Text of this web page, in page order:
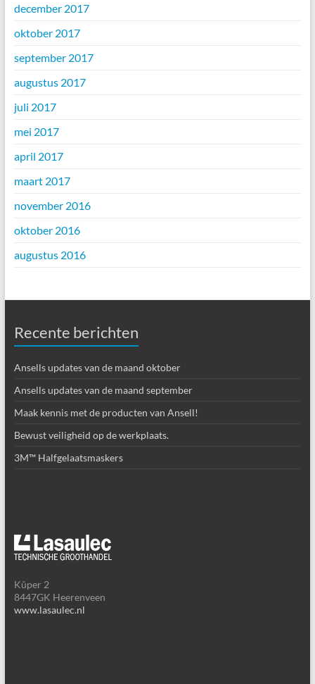
december 2017
oktober 2017
september 2017
augustus 2017
juli 2017
mei 2017
april 2017
maart 2017
november 2016
oktober 2016
augustus 2016
Recente berichten
Ansells updates van de maand oktober
Ansells updates van de maand september
Maak kennis met de producten van Ansell!
Bewust veiligheid op de werkplaats.
3M™ Halfgelaatsmaskers
Kûper 2
8447GK Heerenveen
www.lasaulec.nl